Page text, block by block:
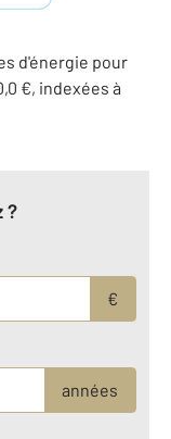
d'énergie pour
€, indexées à
?
€
années